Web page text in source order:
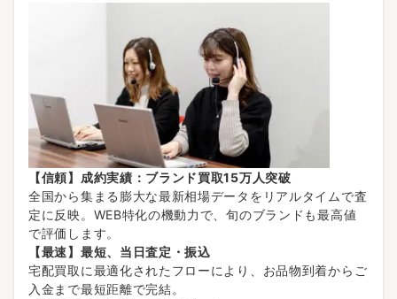
【信頼】成約実績：ブランド買取15万人突破
全国から集まる膨大な最新相場データをリアルタイムで査
定に反映。WEB特化の機動力で、旬のブランドも最高値
で評価します。
【最速】最短、当日査定・振込
宅配買取に最適化されたフローにより、お品物到着からご
入金まで最短距離で完結。